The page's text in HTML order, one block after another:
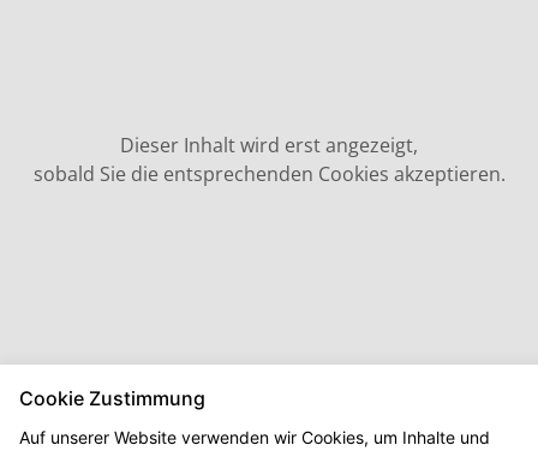
Dieser Inhalt wird erst angezeigt,
sobald Sie die entsprechenden Cookies akzeptieren.
Cookie Zustimmung
Auf unserer Website verwenden wir Cookies, um Inhalte und